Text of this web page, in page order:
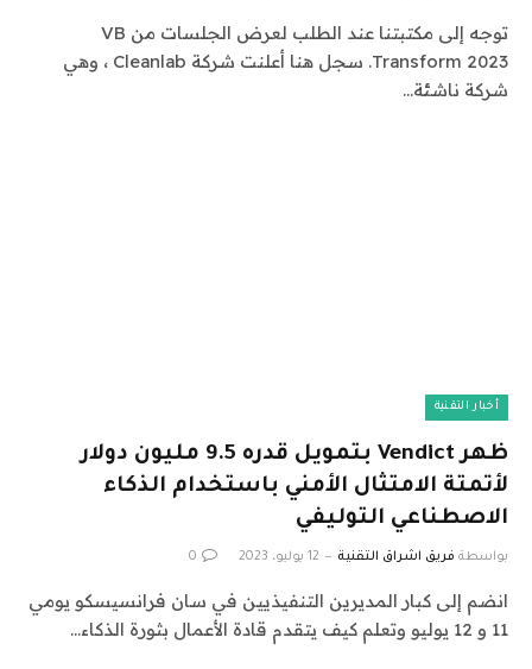
توجه إلى مكتبتنا عند الطلب لعرض الجلسات من VB
Transform 2023. سجل هنا أعلنت شركة Cleanlab ، وهي
شركة ناشئة…
أخبار التقنية
ظهر Vendict بتمويل قدره 9.5 مليون دولار
لأتمتة الامتثال الأمني ​​باستخدام الذكاء
الاصطناعي التوليفي
بواسطة فريق اشراق التقنية 12 يوليو، 2023 0
انضم إلى كبار المديرين التنفيذيين في سان فرانسيسكو يومي
11 و 12 يوليو وتعلم كيف يتقدم قادة الأعمال بثورة الذكاء…